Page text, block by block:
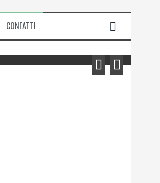
CONTATTI
presenta il suo